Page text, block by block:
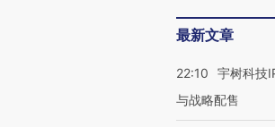
最新文章
22:10
宇树科技
与战略配售